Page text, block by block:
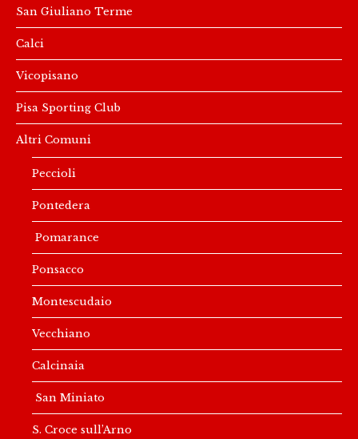
San Giuliano Terme
Calci
Vicopisano
Pisa Sporting Club
Altri Comuni
Peccioli
Pontedera
Pomarance
Ponsacco
Montescudaio
Vecchiano
Calcinaia
San Miniato
S. Croce sull’Arno